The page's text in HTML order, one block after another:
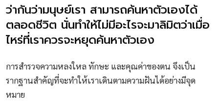
ว่ากันว่ามนุษย์เรา สามารถค้นหาตัวเองได้
ตลอดชีวิต นั่นทำให้ไม่มีอะไรจะมาลิมิตว่าเมื่อ
ไหร่ที่เราควรจะหยุดค้นหาตัวเอง
การสำรวจความหลงใหล ทักษะ และคุณค่าของตน จึงเป็น
รากฐานสำคัญที่จะทำให้เราเดินตามความฝันได้อย่างมีจุด
หมาย